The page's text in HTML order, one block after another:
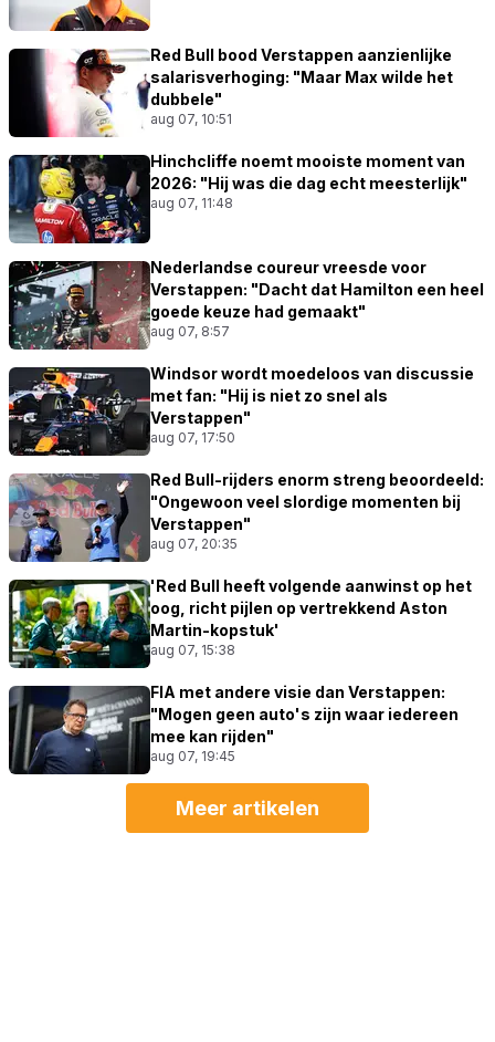
Red Bull bood Verstappen aanzienlijke
salarisverhoging: "Maar Max wilde het
dubbele"
aug 07, 10:51
Hinchcliffe noemt mooiste moment van
2026: "Hij was die dag echt meesterlijk"
aug 07, 11:48
Nederlandse coureur vreesde voor
Verstappen: "Dacht dat Hamilton een heel
goede keuze had gemaakt"
aug 07, 8:57
Windsor wordt moedeloos van discussie
met fan: "Hij is niet zo snel als
Verstappen"
aug 07, 17:50
Red Bull-rijders enorm streng beoordeeld:
"Ongewoon veel slordige momenten bij
Verstappen"
aug 07, 20:35
'Red Bull heeft volgende aanwinst op het
oog, richt pijlen op vertrekkend Aston
Martin-kopstuk'
aug 07, 15:38
FIA met andere visie dan Verstappen:
"Mogen geen auto's zijn waar iedereen
mee kan rijden"
aug 07, 19:45
Meer artikelen